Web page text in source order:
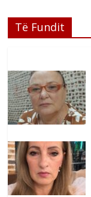
Të Fundit